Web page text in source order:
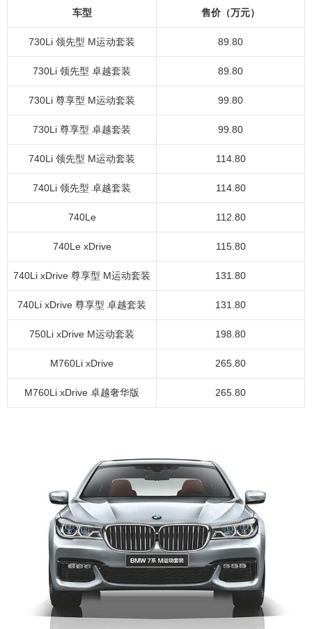
车型 售价（万元）
730Li 领先型 M运动套装 89.80
730Li 领先型 卓越套装 89.80
730Li 尊享型 M运动套装 99.80
730Li 尊享型 卓越套装 99.80
740Li 领先型 M运动套装 114.80
740Li 领先型 卓越套装 114.80
740Le 112.80
740Le xDrive 115.80
740Li xDrive 尊享型 M运动套装 131.80
740Li xDrive 尊享型 卓越套装 131.80
750Li xDrive M运动套装 198.80
M760Li xDrive 265.80
M760Li xDrive 卓越奢华版 265.80